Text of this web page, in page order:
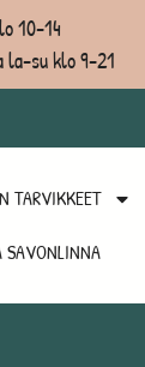
10-14
la-su klo 9-21
TARVIKKEET
SAVONLINNA